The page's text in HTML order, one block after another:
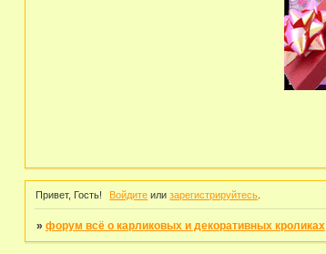
Привет, Гость! Войдите илизарегистрируйтесь
» форум всё о карликовых и декоративных кроликах